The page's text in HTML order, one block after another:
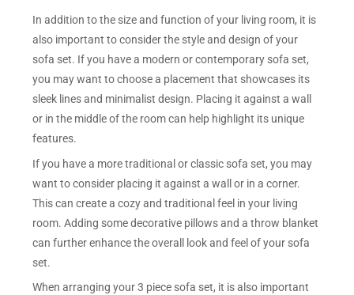
In addition to the size and function of your living room, it is
also important to consider the style and design of your
sofa set. If you have a modern or contemporary sofa set,
you may want to choose a placement that showcases its
sleek lines and minimalist design. Placing it against a wall
or in the middle of the room can help highlight its unique
features.
If you have a more traditional or classic sofa set, you may
want to consider placing it against a wall or in a corner.
This can create a cozy and traditional feel in your living
room. Adding some decorative pillows and a throw blanket
can further enhance the overall look and feel of your sofa
set.
When arranging your 3 piece sofa set, it is also important